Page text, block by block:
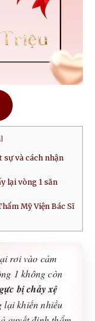
]
sự và cách nhận
lại vòng 1 săn
Mỹ Viện Bác Sĩ
rơi vào cảm
1 không còn
bị chảy xệ
lại khiến nhiều